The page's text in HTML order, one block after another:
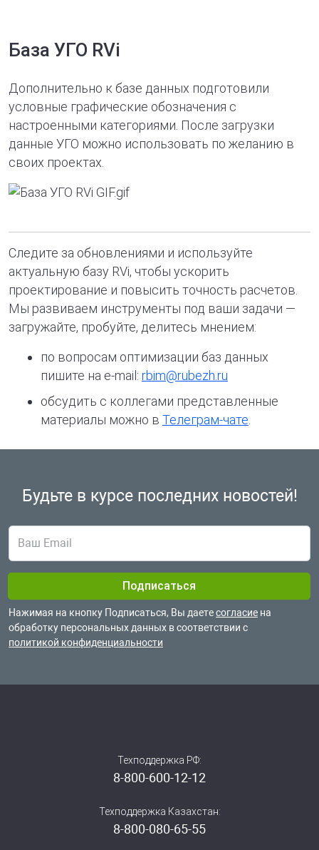
База УГО RVi
Дополнительно к базе данных подготовили
условные графические обозначения с
настроенными категориями. После загрузки
данные УГО можно использовать по желанию в
своих проектах.
Следите за обновлениями и используйте
актуальную базу RVi, чтобы ускорить
проектирование и повысить точность расчетов.
Мы развиваем инструменты под ваши задачи —
загружайте, пробуйте, делитесь мнением:
по вопросам оптимизации баз данных
пишите на e-mail: rbim@rubezh.ru
обсудить с коллегами представленные
материалы можно в Телеграм-чате
Будьте в курсе последних новостей!
Нажимая на кнопку Подписаться, Вы даетесогласие на
обработку персональных данных в соответствии с
политикой конфиденциальности
Техподдержка РФ:
8-800-600-12-12
Техподдержка Казахстан:
8-800-080-65-55